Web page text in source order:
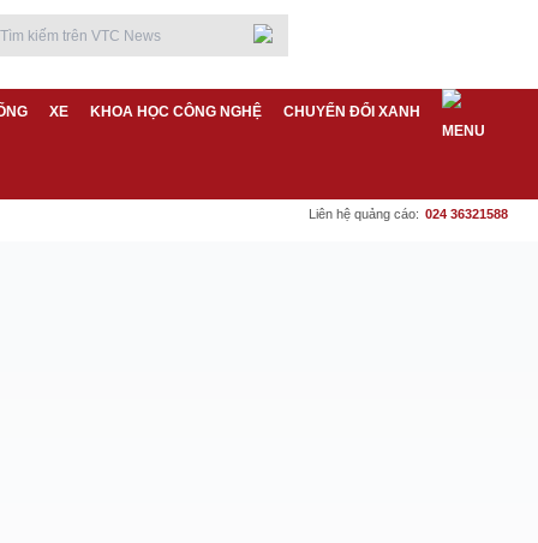
XE KHOA HỌC CÔNG NGHỆ CHUYỂN ĐỔI XANH
Liên hệ quảng cáo: 024 36321588